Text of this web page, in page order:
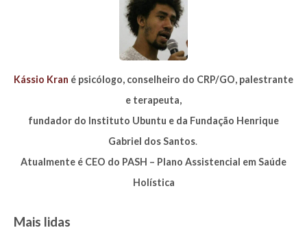
Kássio Kran é psicólogo, conselheiro do CRP/GO, palestrante
e terapeuta,
fundador do Instituto Ubuntu e da Fundação Henrique
Gabriel dos Santos.
Atualmente é CEO do PASH – Plano Assistencial em Saúde
Holística
Mais lidas